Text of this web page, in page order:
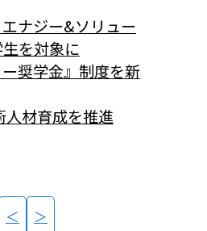
ナジー&ソリュー
を対象に
ー奨学金』制度を新
材育成を推進
＜ ＞